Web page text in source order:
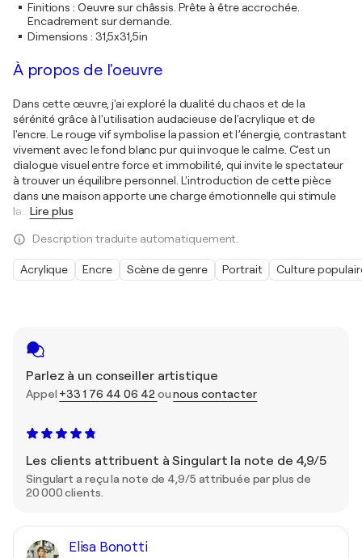
Parlez à un conseiller artistique
Appel +33 1 76 44 06 42 ounous contacter
Les clients attribuent à Singulart la note de 4,9/5
Singulart a reçu la note de 4,9/5 attribuée par plus de
20 000 clients.
Elisa Bonotti
Finitions : Oeuvre sur châssis. Prête à être accrochée.
Encadrement sur demande.
Dimensions : 31,5x31,5in
À propos de l'oeuvre
Dans cette œuvre, j'ai exploré la dualité du chaos et de la
sérénité grâce à l'utilisation audacieuse de l'acrylique et de
l'encre. Le rouge vif symbolise la passion et l’énergie, contrastant
vivement avec le fond blanc pur qui invoque le calme. C'est un
dialogue visuel entre force et immobilité, qui invite le spectateur
à trouver un équilibre personnel. L'introduction de cette pièce
dans une maison apporte une charge émotionnelle qui stimule
la
Lire plus
Description traduite automatiquement.
Acrylique Encre Scène de genre Portrait Culture